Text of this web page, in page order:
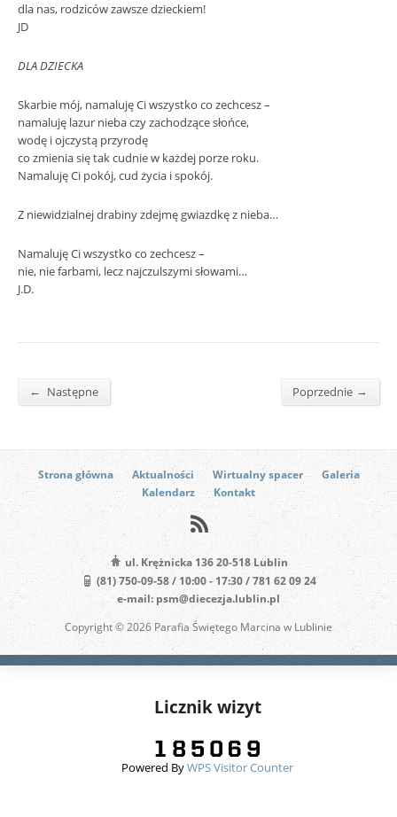
dla nas, rodziców zawsze dzieckiem!
JD
DLA DZIECKA
Skarbie mój, namaluję Ci wszystko co zechcesz –
namaluję lazur nieba czy zachodzące słońce,
wodę i ojczystą przyrodę
co zmienia się tak cudnie w każdej porze roku.
Namaluję Ci pokój, cud życia i spokój.
Z niewidzialnej drabiny zdejmę gwiazdkę z nieba…
Namaluję Ci wszystko co zechcesz –
nie, nie farbami, lecz najczulszymi słowami…
J.D.
← Następne Poprzednie →
Strona główna Aktualności Wirtualny spacer
Galeria
Kalendarz
Kontakt
ul. Krężnicka 136 20-518 Lublin
(81) 750-09-58 / 10:00 - 17:30 / 781 62 09 24
e-mail: psm@diecezja.lublin.pl
Copyright © 2026 Parafia Świętego Marcina w Lublinie
Licznik wizyt
Powered ByWPS Visitor Counter